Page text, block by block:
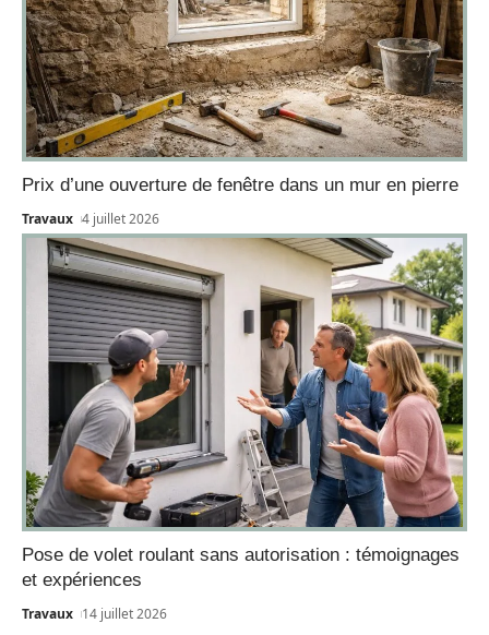
Prix d’une ouverture de fenêtre dans un mur en pierre
Travaux 4 juillet 2026
Pose de volet roulant sans autorisation : témoignages
et expériences
Travaux 14 juillet 2026